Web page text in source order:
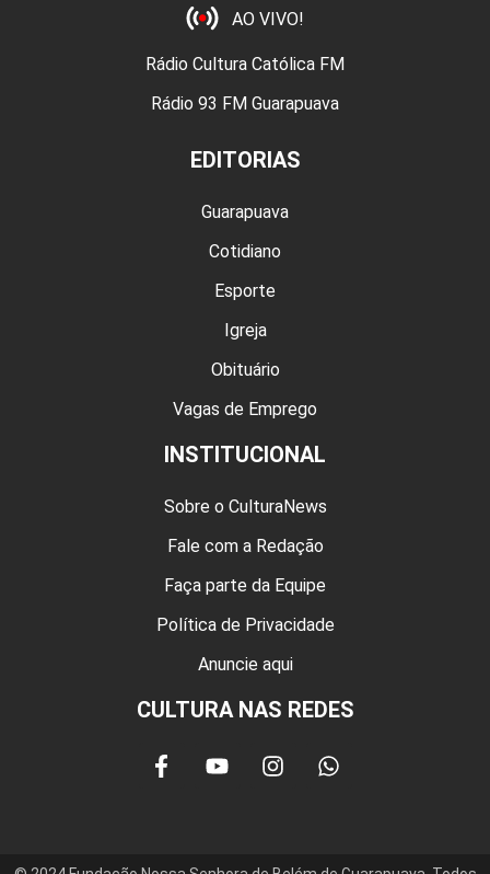
AO VIVO!
Rádio Cultura Católica FM
Rádio 93 FM Guarapuava
EDITORIAS
Guarapuava
Cotidiano
Esporte
Igreja
Obituário
Vagas de Emprego
INSTITUCIONAL
Sobre o CulturaNews
Fale com a Redação
Faça parte da Equipe
Política de Privacidade
Anuncie aqui
CULTURA NAS REDES